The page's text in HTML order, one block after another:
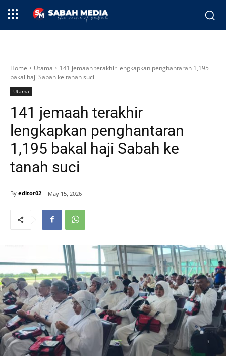
Home Utama
141 jemaah terakhir lengkapkan penghantaran 1,195
bakal haji Sabah ke tanah suci
Utama
141 jemaah terakhir
lengkapkan penghantaran
1,195 bakal haji Sabah ke
tanah suci
By editor02 May 15, 2026